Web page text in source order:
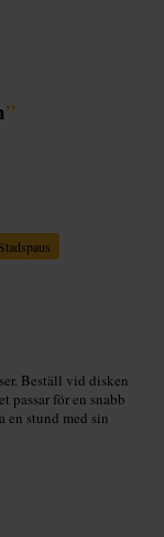
”
Stadspaus
Beställ vid disken
passar för en snabb
en stund med sin